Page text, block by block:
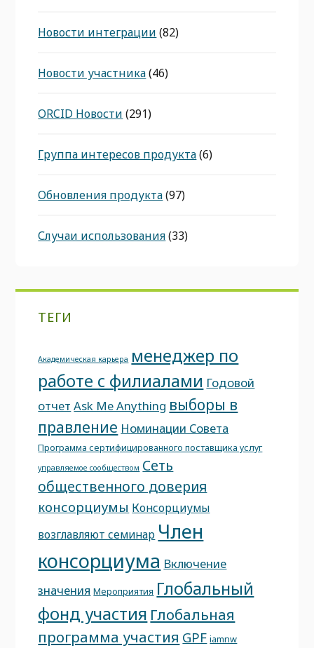
Новости интеграции (82)
Новости участника(46)
ORCID Новости (291)
Группа интересов продукта(6)
Обновления продукта(97)
Случаи использования(33)
ТЕГИ
Академическая карьера менеджер по
работе с филиалами Годовой
отчет Ask Me Anything выборы в
правление Номинации Совета
Программа сертифицированного поставщика услуг
управляемое сообществом Сеть
общественного доверия
консорциумы Консорциумы
возглавляют семинар Член
консорциума Включение
значения Мероприятия Глобальный
фонд участия Глобальная
программа участия GPF iamnw